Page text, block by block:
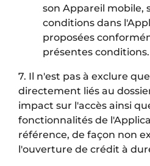
son Appareil mobile,
conditions dans
proposées
présentes conditions.
7. Il n'est pas à exclure
directement liés au
impact sur l'accès ainsi
fonctionnalités de
référence, de façon non
l'ouverture de crédit à